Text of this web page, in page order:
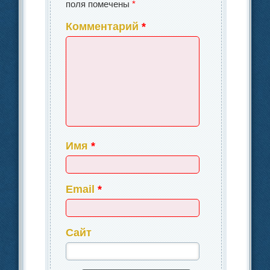
поля помечены*
Комментарий*
Имя*
Email*
Сайт